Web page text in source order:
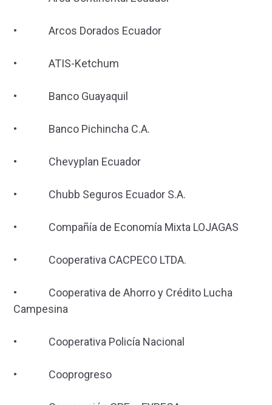
• Arcos Dorados Ecuador
• ATIS-Ketchum
• Banco Guayaquil
• Banco Pichincha C.A.
• Chevyplan Ecuador
• Chubb Seguros Ecuador S.A.
• Compañía de Economía Mixta LOJAGAS
• Cooperativa CACPECO LTDA.
• Cooperativa de Ahorro y Crédito Lucha
Campesina
• Cooperativa Policía Nacional
• Cooprogreso